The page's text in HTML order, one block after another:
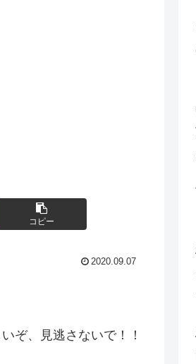
コピー
2020.09.07
ぞ、見逃さないで！！